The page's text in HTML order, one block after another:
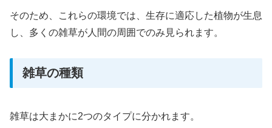
そのため、これらの環境では、生存に適応した植物が生息
し、多くの雑草が人間の周囲でのみ見られます。
雑草の種類
雑草は大まかに2つのタイプに分かれます。